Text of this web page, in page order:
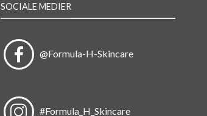
SOCIALE MEDIER
@Formula-H-Skincare
#Formula_H_Skincare